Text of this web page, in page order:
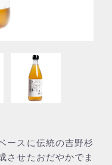
ースに伝統の吉野杉
させたおだやかでま